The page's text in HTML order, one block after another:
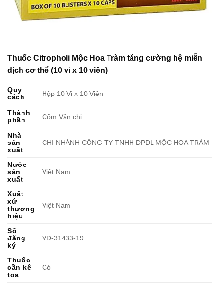
Thuốc Citropholi Mộc Hoa Tràm tăng cường hệ miễn
dịch cơ thể (10 vỉ x 10 viên)
Quy
cách
Hộp 10 Vỉ x 10 Viên
Thành
phần
Cốm Vân chi
Nhà
sản
xuất
CHI NHÁNH CÔNG TY TNHH DPDL MỘC HOA TRÀM
Nước
sản
xuất
Việt Nam
Xuất
xứ
thương
hiệu
Việt Nam
Số
đăng
ký
VD-31433-19
Thuốc
cần kê
toa
Có